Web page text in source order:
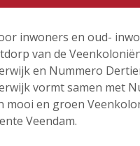
inwoners en oud-
van de
en Nummero
vormt samen met
mooi en groen
Veendam.